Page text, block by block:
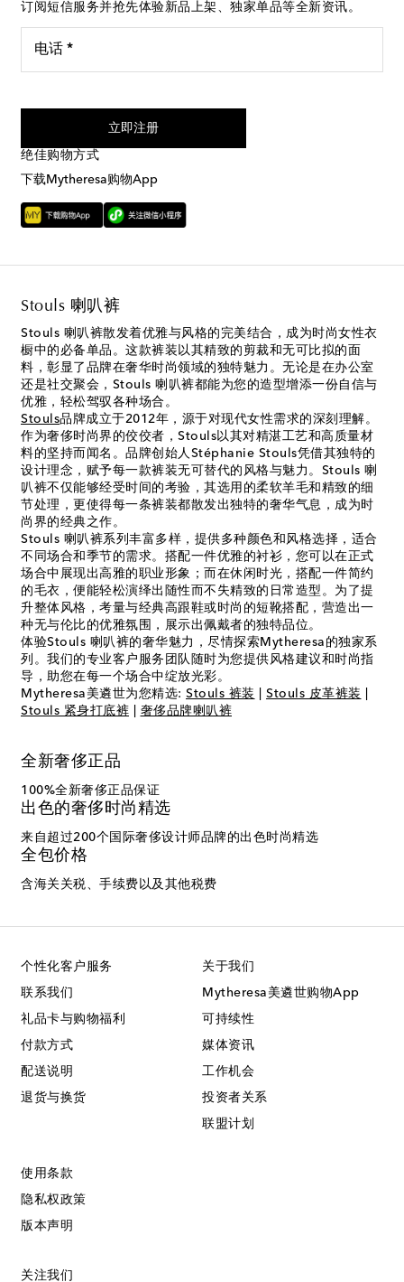
订阅短信服务并抢先体验新品上架、独家单品等全新资讯。
电话 *
立即注册
绝佳购物方式
下载Mytheresa购物App
Stouls 喇叭裤
Stouls 喇叭裤散发着优雅与风格的完美结合，成为时尚女性衣
橱中的必备单品。这款裤装以其精致的剪裁和无可比拟的面
料，彰显了品牌在奢华时尚领域的独特魅力。无论是在办公室
还是社交聚会，Stouls 喇叭裤都能为您的造型增添一份自信与
优雅，轻松驾驭各种场合。
Stouls品牌成立于2012年，源于对现代女性需求的深刻理解。
作为奢侈时尚界的佼佼者，Stouls以其对精湛工艺和高质量材
料的坚持而闻名。品牌创始人Stéphanie Stouls凭借其独特的
设计理念，赋予每一款裤装无可替代的风格与魅力。Stouls 喇
叭裤不仅能够经受时间的考验，其选用的柔软羊毛和精致的细
节处理，更使得每一条裤装都散发出独特的奢华气息，成为时
尚界的经典之作。
Stouls 喇叭裤系列丰富多样，提供多种颜色和风格选择，适合
不同场合和季节的需求。搭配一件优雅的衬衫，您可以在正式
场合中展现出高雅的职业形象；而在休闲时光，搭配一件简约
的毛衣，便能轻松演绎出随性而不失精致的日常造型。为了提
升整体风格，考量与经典高跟鞋或时尚的短靴搭配，营造出一
种无与伦比的优雅氛围，展示出佩戴者的独特品位。
体验Stouls 喇叭裤的奢华魅力，尽情探索Mytheresa的独家系
列。我们的专业客户服务团队随时为您提供风格建议和时尚指
导，助您在每一个场合中绽放光彩。
Mytheresa美遴世为您精选: Stouls 裤装 Stouls 皮革裤装
Stouls 紧身打底裤
奢侈品牌喇叭裤
全新奢侈正品
100%全新奢侈正品保证
出色的奢侈时尚精选
来自超过200个国际奢侈设计师品牌的出色时尚精选
全包价格
含海关关税、手续费以及其他税费
个性化客户服务
联系我们
礼品卡与购物福利
付款方式
配送说明
退货与换货
关于我们
Mytheresa美遴世购物App
可持续性
媒体资讯
工作机会
投资者关系
联盟计划
使用条款
隐私权政策
版本声明
关注我们